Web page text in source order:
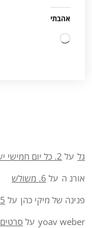
אהבתי
טוען...
גל על 2. כל יום חמישי יש לי שחייה!
אורנ ה על 6. משולש
פנינה של מיקי כהן על 5. אישי – קבוצתי ומה שביניהם
yoav weber על סרטים